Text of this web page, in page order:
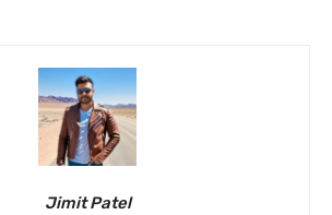
Jimit Patel